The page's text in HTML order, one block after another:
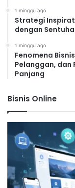
1 minggu ago
Strategi
dengan
1 minggu ago
Fenomena
Pelanggan, dan
Panjang
Bisnis Online